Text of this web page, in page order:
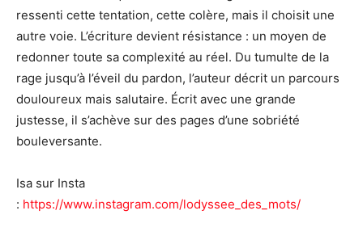
ressenti cette tentation, cette colère, mais il choisit une
autre voie. L’écriture devient résistance : un moyen de
redonner toute sa complexité au réel. Du tumulte de la
rage jusqu’à l’éveil du pardon, l’auteur décrit un parcours
douloureux mais salutaire. Écrit avec une grande
justesse, il s’achève sur des pages d’une sobriété
bouleversante.
Isa sur Insta
: https://www.instagram.com/lodyssee_des_mots/